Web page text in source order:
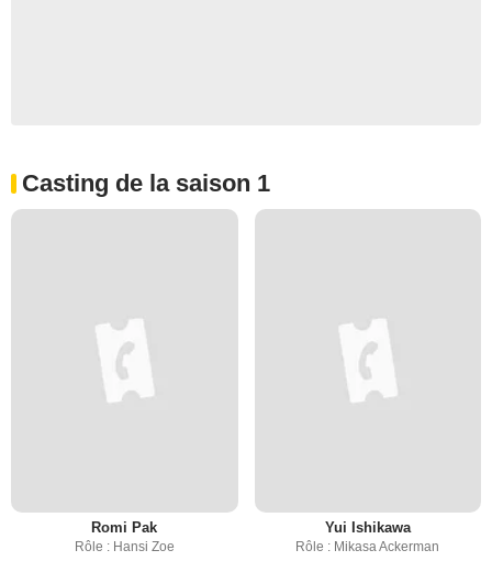
Casting de la saison 1
Romi Pak
Rôle : Hansi Zoe
Yui Ishikawa
Rôle : Mikasa Ackerman